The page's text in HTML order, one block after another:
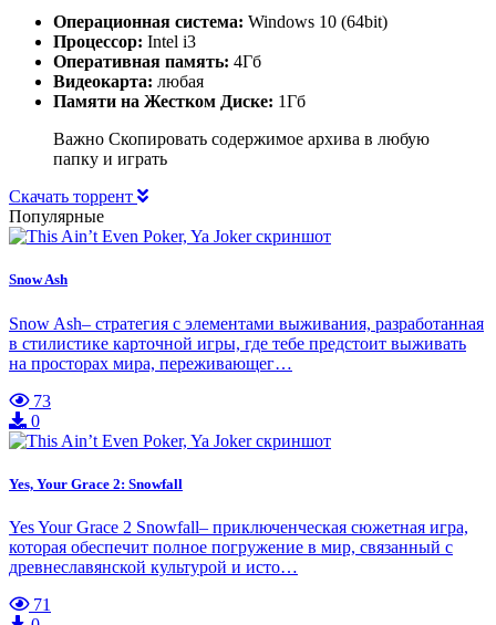
Операционная система: Windows 10 (64bit)
Процессор: Intel i3
Оперативная память: 4Гб
Видеокарта: любая
Памяти на Жестком Диске: 1Гб
Важно Скопировать содержимое архива в любую
папку и играть
Скачать торрент
Популярные
Snow Ash
Snow Ash– стратегия с элементами выживания, разработанная
в стилистике карточной игры, где тебе предстоит выживать
на просторах мира, переживающег…
73
0
Yes, Your Grace 2: Snowfall
Yes Your Grace 2 Snowfall– приключенческая сюжетная игра,
которая обеспечит полное погружение в мир, связанный с
древнеславянской культурой и исто…
71